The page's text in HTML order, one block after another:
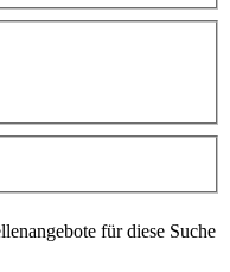
für diese Suche